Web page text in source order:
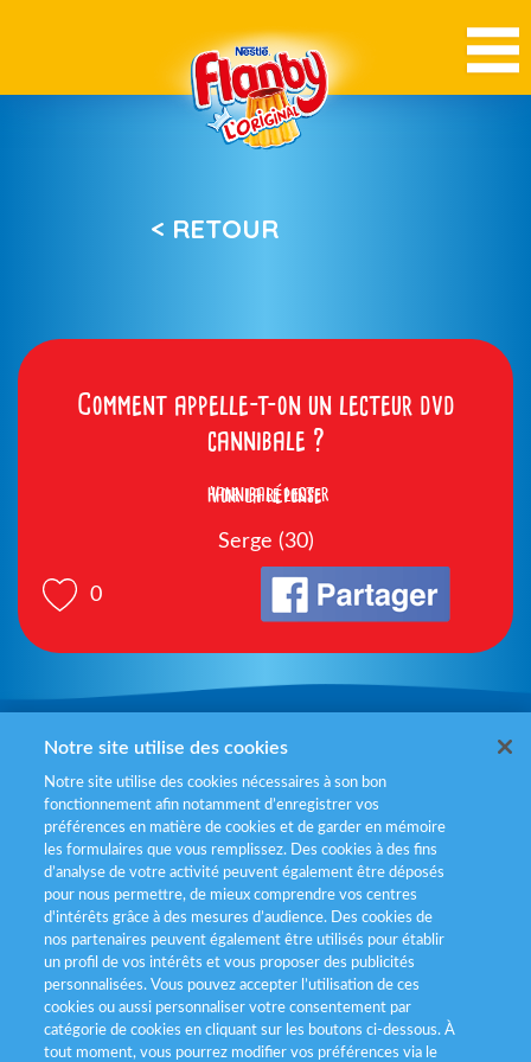
< RETOUR
Comment appelle-t-on un lecteur dvd
cannibale ?
Voir la réponse
hannibale lecter
0
Serge (30)
Mentions légales
Politiques de gestion des cookies
Politique données personnelles
Services consommateurs
Déclaration d’accessibilité
Notre site utilise des cookies
Notre site utilise des cookies nécessaires à son bon
fonctionnement afin notamment d’enregistrer vos
préférences en matière de cookies et de garder en mémoire
les formulaires que vous remplissez. Des cookies à des fins
d’analyse de votre activité peuvent également être déposés
pour nous permettre, de mieux comprendre vos centres
d'intérêts grâce à des mesures d’audience. Des cookies de
nos partenaires peuvent également être utilisés pour établir
un profil de vos intérêts et vous proposer des publicités
personnalisées. Vous pouvez accepter l’utilisation de ces
cookies ou aussi personnaliser votre consentement par
catégorie de cookies en cliquant sur les boutons ci-dessous. À
tout moment, vous pourrez modifier vos préférences via le